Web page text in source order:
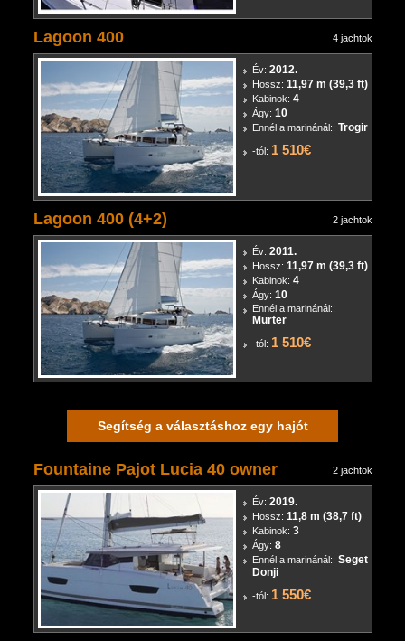
Lagoon 400 4 jachtok
Év: 2012.
Hossz: 11,97 m (39,3 ft)
Kabinok: 4
Ágy: 10
Ennél a marinánál:: Trogir
-tól: 1 510€
Lagoon 400 (4+2) 2 jachtok
Év: 2011.
Hossz: 11,97 m (39,3 ft)
Kabinok: 4
Ágy: 10
Ennél a marinánál::
Murter
-tól: 1 510€
Segítség a választáshoz egy hajót
Fountaine Pajot Lucia 40 owner 2 jachtok
Év: 2019.
Hossz: 11,8 m (38,7 ft)
Kabinok: 3
Ágy: 8
Ennél a marinánál:: Seget
Donji
-tól: 1 550€